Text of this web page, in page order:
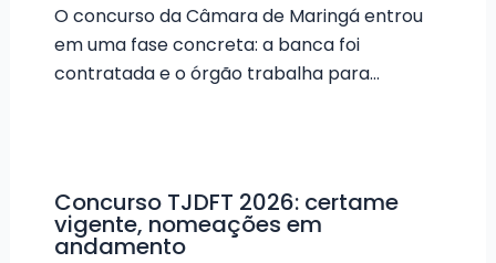
O concurso da Câmara de Maringá entrou
em uma fase concreta: a banca foi
contratada e o órgão trabalha para…
Concurso TJDFT 2026: certame
vigente, nomeações em
andamento